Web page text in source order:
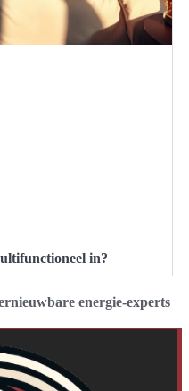
in?
energie-experts